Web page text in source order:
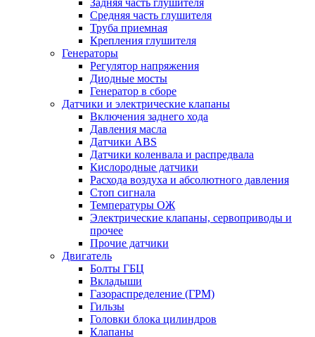
Задняя часть глушителя
Средняя часть глушителя
Труба приемная
Крепления глушителя
Генераторы
Регулятор напряжения
Диодные мосты
Генератор в сборе
Датчики и электрические клапаны
Включения заднего хода
Давления масла
Датчики ABS
Датчики коленвала и распредвала
Кислородные датчики
Расхода воздуха и абсолютного давления
Стоп сигнала
Температуры ОЖ
Электрические клапаны, сервоприводы и
прочее
Прочие датчики
Двигатель
Болты ГБЦ
Вкладыши
Газораспределение (ГРМ)
Гильзы
Головки блока цилиндров
Клапаны